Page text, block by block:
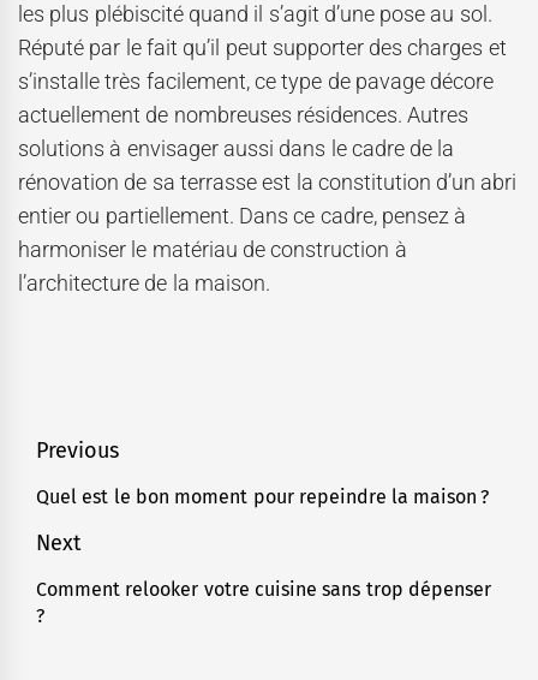
les plus plébiscité quand il s’agit d’une pose au sol.
Réputé par le fait qu’il peut supporter des charges et
s’installe très facilement, ce type de pavage décore
actuellement de nombreuses résidences. Autres
solutions à envisager aussi dans le cadre de la
rénovation de sa terrasse est la constitution d’un abri
entier ou partiellement. Dans ce cadre, pensez à
harmoniser le matériau de construction à
l’architecture de la maison.
Navigation
de
l’article
Previous
Previous
Quel est le bon moment pour repeindre la maison ?
Next
Next
post:
Comment relooker votre cuisine sans trop dépenser
?